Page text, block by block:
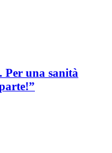
una sanità